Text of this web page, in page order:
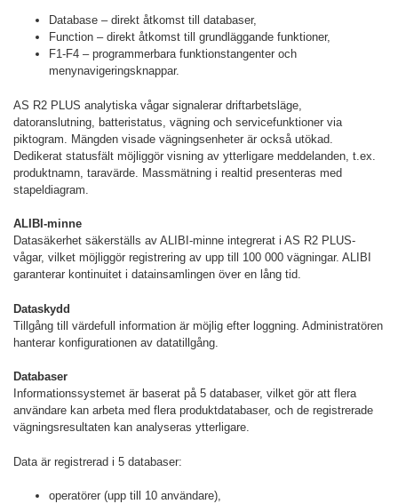
Database – direkt åtkomst till databaser,
Function – direkt åtkomst till grundläggande funktioner,
F1-F4 – programmerbara funktionstangenter och
menynavigeringsknappar.
AS R2 PLUS analytiska vågar signalerar driftarbetsläge,
datoranslutning, batteristatus, vägning och servicefunktioner via
piktogram. Mängden visade vägningsenheter är också utökad.
Dedikerat statusfält möjliggör visning av ytterligare meddelanden, t.ex.
produktnamn, taravärde. Massmätning i realtid presenteras med
stapeldiagram.
ALIBI-minne
Datasäkerhet säkerställs av ALIBI-minne integrerat i AS R2 PLUS-
vågar, vilket möjliggör registrering av upp till 100 000 vägningar. ALIBI
garanterar kontinuitet i datainsamlingen över en lång tid.
Dataskydd
Tillgång till värdefull information är möjlig efter loggning. Administratören
hanterar konfigurationen av datatillgång.
Databaser
Informationssystemet är baserat på 5 databaser, vilket gör att flera
användare kan arbeta med flera produktdatabaser, och de registrerade
vägningsresultaten kan analyseras ytterligare.
Data är registrerad i 5 databaser:
operatörer (upp till 10 användare),